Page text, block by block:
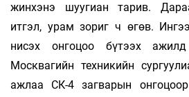
жинхэнэ шуугиан тарив.
итгэл, урам зориг ч өгөв.
нисэх онгоцоо бүтээх
Москвагийн техникийн
ажлаа СК-4 загварын